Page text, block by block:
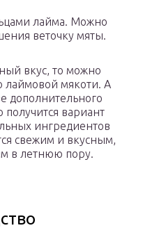
лайма. Можно
веточку мяты.
вкус, то можно
лаймовой мякоти. А
дополнительного
получится вариант
ингредиентов
свежим и вкусным,
в летнюю пору.